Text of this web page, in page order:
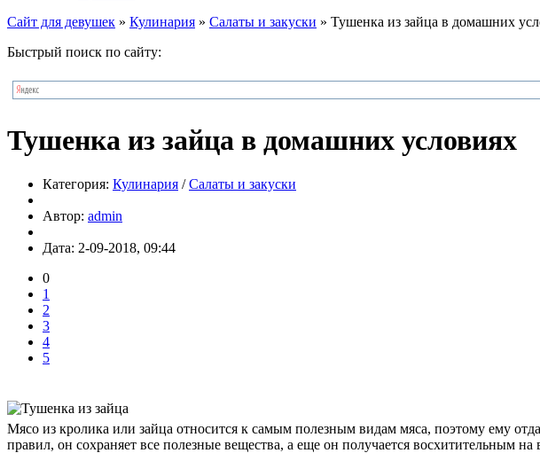
Сайт для девушек » Кулинария » Салаты и закуски » Тушенка из зайца в домашних
Быстрый поиск по сайту:
Тушенка из зайца в домашних условиях
Категория: Кулинария /Салаты и закуски
Автор: admin
Дата: 2-09-2018, 09:44
0
1
2
3
4
5
Мясо из кролика или зайца относится к самым полезным видам мяса, поэтому ему
правил, он сохраняет все полезные вещества, а еще он получается восхитительным